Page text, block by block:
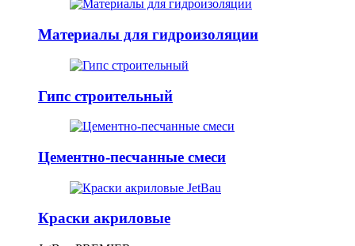
Материалы для гидроизоляции
Гипс строительный
Цементно-песчанные смеси
Краски акриловые